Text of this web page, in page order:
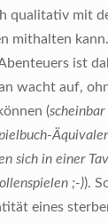
qualitativ mit
mithalten
ist
wacht auf,
(
sich in einer
;-)).
eines